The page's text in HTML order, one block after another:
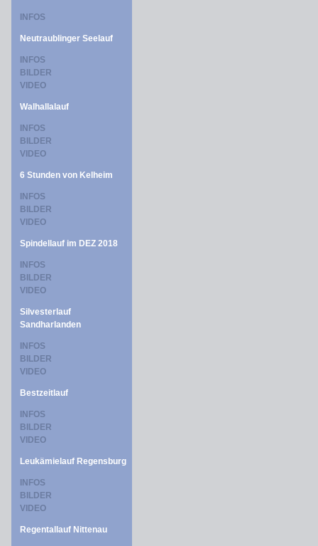
INFOS
Neutraublinger Seelauf
INFOS
BILDER
VIDEO
Walhallalauf
INFOS
BILDER
VIDEO
6 Stunden von Kelheim
INFOS
BILDER
VIDEO
Spindellauf im DEZ 2018
INFOS
BILDER
VIDEO
Silvesterlauf
Sandharlanden
INFOS
BILDER
VIDEO
Bestzeitlauf
INFOS
BILDER
VIDEO
Leukämielauf Regensburg
INFOS
BILDER
VIDEO
Regentallauf Nittenau